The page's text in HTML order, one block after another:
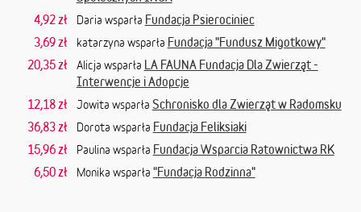
4,92 zł
Daria wsparła Fundacja Psierociniec
3,69 zł
katarzyna wsparła Fundacja "Fundusz Migotkowy"
20,35 zł
Alicja wsparła LA FAUNA Fundacja Dla Zwierząt -
Interwencje i Adopcje
12,18 zł
Jowita wsparła Schronisko dla Zwierząt w Radomsku
36,83 zł
Dorota wsparła Fundacja Feliksiaki
15,96 zł
Paulina wsparła Fundacja Wsparcia Ratownictwa RK
6,50 zł
Monika wsparła "Fundacja Rodzinna"